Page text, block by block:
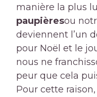
manière la plus
paupièresou
deviennent l’un
pour Noël et le
nous ne
peur que cela
Pour cette